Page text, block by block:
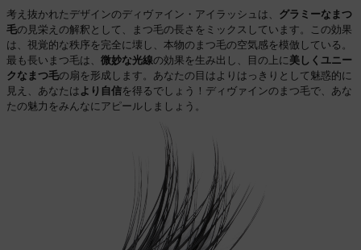
考え抜かれたデザインのディヴァイン・アイラッシュは、 グラミーなまつ
毛の見栄えの解釈として、まつ毛の長さをミックスしています。この効果
は、視覚的な秩序を完全に壊し、本物のまつ毛の空気感を模倣している。
最も長いまつ毛は、 微妙な光線の効果を生み出し、目の上に美しくユニー
クなまつ毛の扇を形成します。あなたの目はよりはっきりとして魅惑的に
見え、あなたは より自信を得るでしょう！ディヴァインのまつ毛で、あな
たの魅力をみんなにアピールしましょう。